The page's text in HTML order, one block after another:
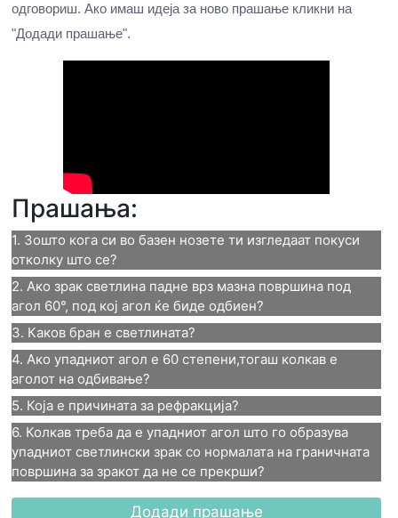
одговориш. Ако имаш идеја за ново прашање кликни на
"Додади прашање".
Прашања:
1. Зошто кога си во базен нозете ти изгледаат покуси
отколку што се?
1. Зошто кога си во базен
нозете ти изгледаат покуси
отколку што се?
Заради одбивање на светлината
Заради рефракција на светлината
Заради расејување на светлината
2. Ако зрак светлина падне врз мазна површина под
агол 60°, под кој агол ќе биде одбиен?
2. Ако зрак светлина падне
врз мазна површина под агол
60°, под кој агол ќе биде
одбиен?
90°
3. Каков бран е светлината?
3. Каков бран е светлината?
електромагнетен
голем бран
брз бран
сјаен бран
4. Ако упадниот агол е 60 степени,тогаш колкав е
аголот на одбивање?
4. Ако упадниот агол е 60
степени,тогаш колкав е
аголот на одбивање?
5. Која е причината за рефракција?
5. Која е причината за
рефракција?
6. Колкав треба да е упадниот агол што го образува
упадниот светлински зрак со нормалата на граничната
6. Колкав треба да е